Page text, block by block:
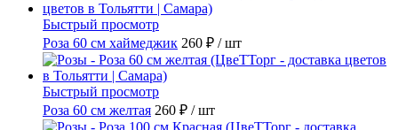
Быстрый просмотр
Роза 60 см хаймеджик 260 ₽ / шт
Быстрый просмотр
Роза 60 см желтая 260 ₽ / шт